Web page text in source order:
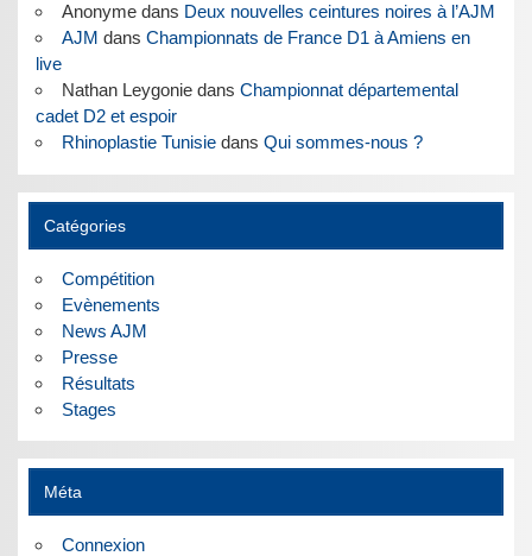
Anonymedans Deux nouvelles ceintures noires à l’AJM
AJM dans Championnats de France D1 à Amiens en
live
Nathan Leygoniedans Championnat départemental
cadet D2 et espoir
Rhinoplastie Tunisiedans Qui sommes-nous ?
Catégories
Compétition
Evènements
News AJM
Presse
Résultats
Stages
Méta
Connexion